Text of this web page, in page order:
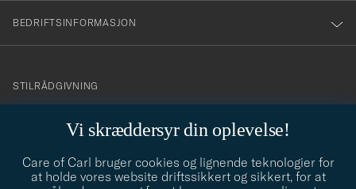
Vi skræddersyr din oplevelse!
Care of Carl bruger cookies og lignende teknologier for
at holde vores website driftssikkert og sikkert, for at
BEDRIFTSINFORMASJON
info@careofcarl.no
STILRÅDGIVNING
STILRÅDGIVNING